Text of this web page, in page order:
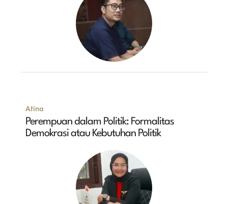
Atina
Perempuan dalam Politik: Formalitas
Demokrasi atau Kebutuhan Politik